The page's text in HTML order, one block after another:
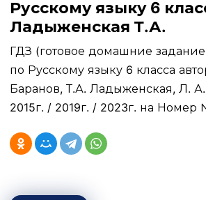
Русскому языку 6
Ладыженская Т.А.
ГДЗ (готовое домашние
по Русскому языку 6 класса
Баранов, Т.А. Ладыженская, Л. А.
2015г. / 2019г. / 2023г. на Номер